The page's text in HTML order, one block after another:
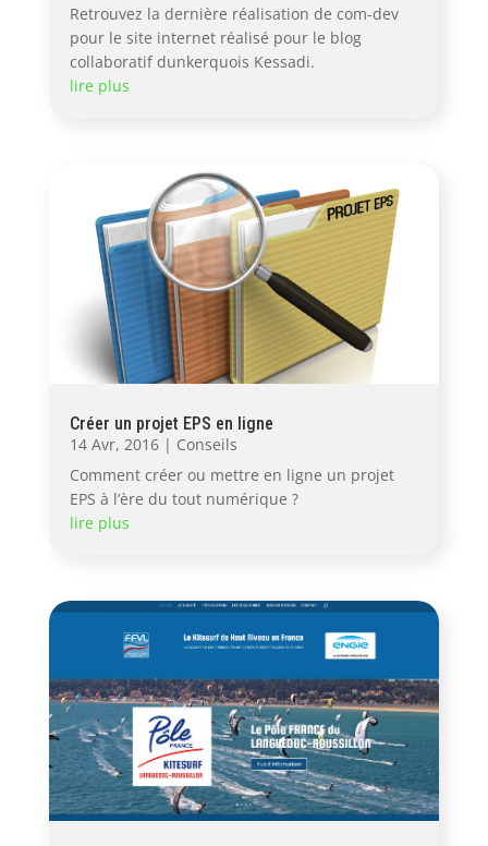
Retrouvez la dernière réalisation de com-dev
pour le site internet réalisé pour le blog
collaboratif dunkerquois Kessadi.
lire plus
Créer un projet EPS en ligne
14 Avr, 2016| Conseils
Comment créer ou mettre en ligne un projet
EPS à l’ère du tout numérique ?
lire plus